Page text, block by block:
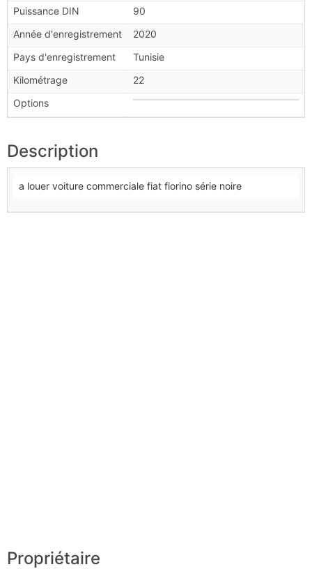
Puissance DIN
90
Année d'enregistrement
2020
Pays d'enregistrement
Tunisie
Kilométrage
22
Options
Description
a louer voiture commerciale fiat fiorino série noire
Propriétaire